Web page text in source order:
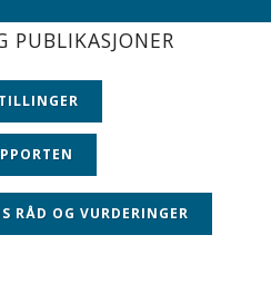
PUBLIKASJONER
RÅD OG VURDERINGER